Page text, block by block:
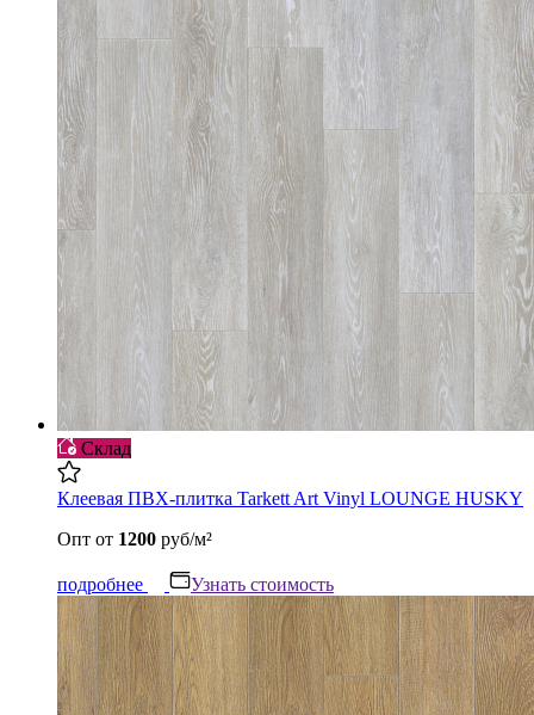
Склад
Клеевая ПВХ-плитка Tarkett Art Vinyl LOUNGE HUSKY
Опт от 1200 руб/м²
подробнее Узнать стоимость